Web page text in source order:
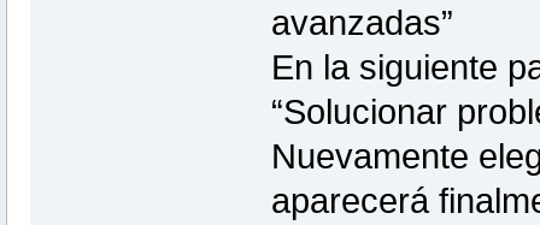
avanzadas”
En la siguiente
“Solucionar
Nuevamente
aparecerá